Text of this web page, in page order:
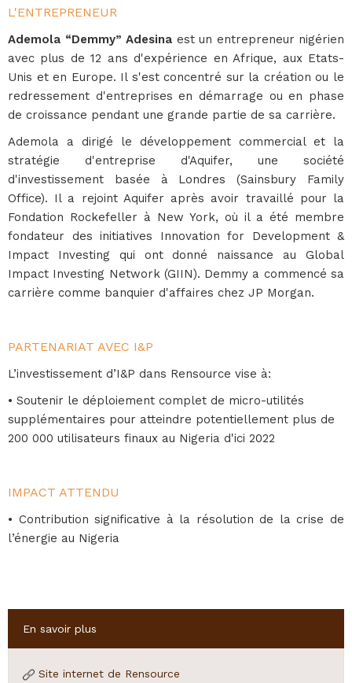
L'ENTREPRENEUR
Ademola “Demmy” Adesina est un entrepreneur nigérien
avec plus de 12 ans d'expérience en Afrique, aux Etats-
Unis et en Europe. Il s'est concentré sur la création ou le
redressement d'entreprises en démarrage ou en phase
de croissance pendant une grande partie de sa carrière.
Ademola a dirigé le développement commercial et la
stratégie d'entreprise d'Aquifer, une société
d'investissement basée à Londres (Sainsbury Family
Office). Il a rejoint Aquifer après avoir travaillé pour la
Fondation Rockefeller à New York, où il a été membre
fondateur des initiatives Innovation for Development &
Impact Investing qui ont donné naissance au Global
Impact Investing Network (GIIN). Demmy a commencé sa
carrière comme banquier d'affaires chez JP Morgan.
PARTENARIAT AVEC I&P
L’investissement d’I&P dans Rensource vise à:
• Soutenir le déploiement complet de micro-utilités
supplémentaires pour atteindre potentiellement plus de
200 000 utilisateurs finaux au Nigeria d'ici 2022
IMPACT ATTENDU
• Contribution significative à la résolution de la crise de
l’énergie au Nigeria
Hide
En savoir plus
Site internet de Rensource